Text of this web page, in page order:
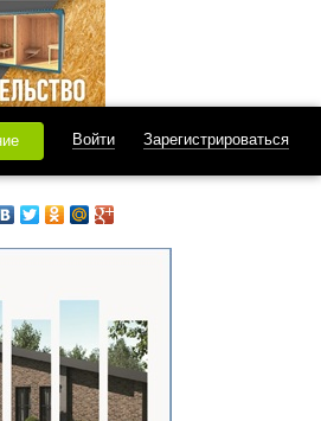
Войти Зарегистрироваться